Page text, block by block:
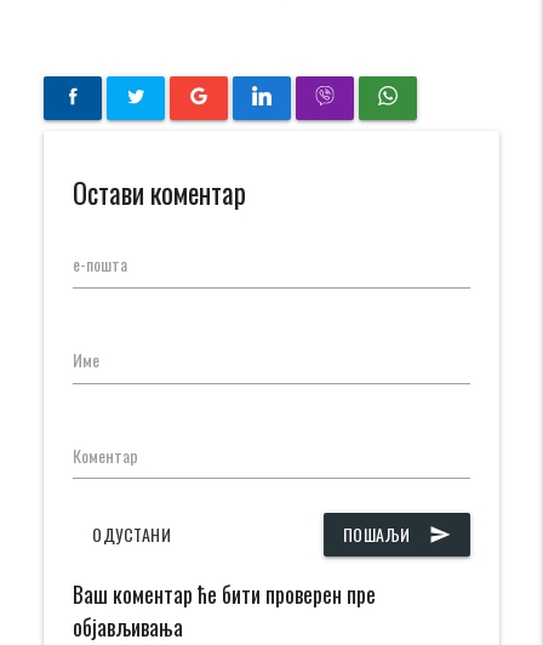
Остави коментар
е-пошта
Име
Коментар
ПОШАЉИ send
ОДУСТАНИ
Ваш коментар ће бити проверен пре
објављивања